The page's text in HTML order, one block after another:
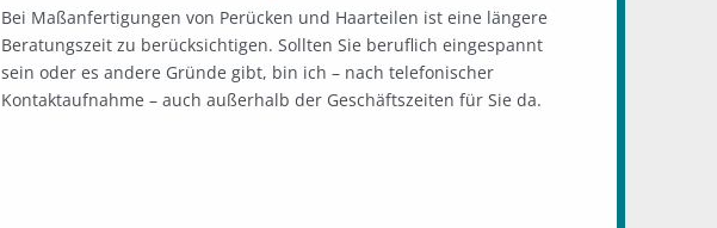
Bei Maßanfertigungen von Perücken und Haarteilen ist eine längere
Beratungszeit zu berücksichtigen. Sollten Sie beruflich eingespannt
sein oder es andere Gründe gibt, bin ich – nach telefonischer
Kontaktaufnahme – auch außerhalb der Geschäftszeiten für Sie da.